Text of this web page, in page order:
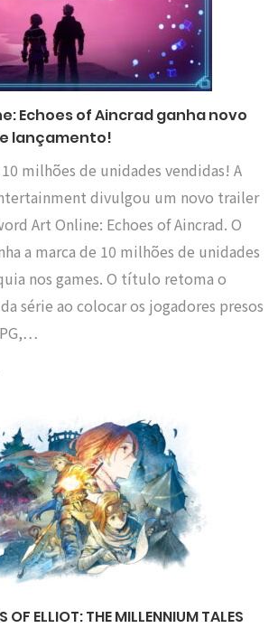
Echoes of Aincrad ganha novo
lançamento!
milhões de unidades vendidas! A
divulgou um novo trailer
Art Online: Echoes of Aincrad. O
a marca de 10 milhões de unidades
nos games. O título retoma o
série ao colocar os jogadores presos
OF ELLIOT: THE MILLENNIUM TALES